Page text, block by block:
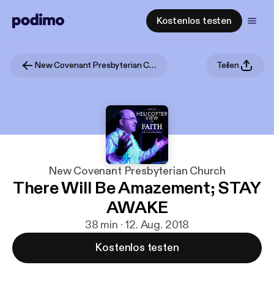
Kostenlos testen
New Covenant Presbyterian Church Teilen
New Covenant Presbyterian Church
There Will Be Amazement; STAY
AWAKE
38 min · 12. Aug. 2018
Kostenlos testen